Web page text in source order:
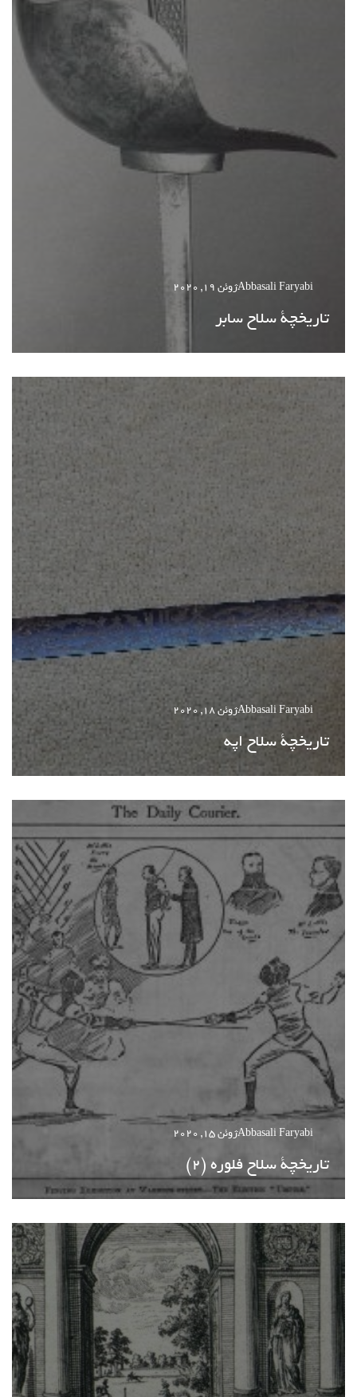
Abbasali Faryabiژوئن 19, 2020
تاریخچة سلاح سابر
Abbasali Faryabiژوئن 18, 2020
تاریخچة سلاح اپه
Abbasali Faryabiژوئن 15, 2020
تاریخچة سلاح فلوره (2)